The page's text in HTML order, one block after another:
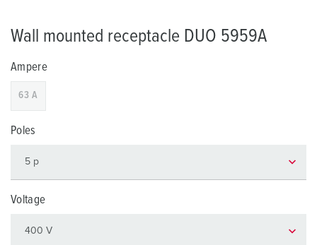
Wall mounted receptacle DUO 5959A
Ampere
63 A
Poles
Voltage